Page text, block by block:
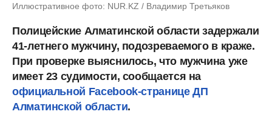
Иллюстративное фото: NUR.KZ / Владимир Третьяков
Полицейские Алматинской области задержали
41-летнего мужчину, подозреваемого в краже.
При проверке выяснилось, что мужчина уже
имеет 23 судимости, сообщается на
официальной Facebook-странице ДП
Алматинской области.